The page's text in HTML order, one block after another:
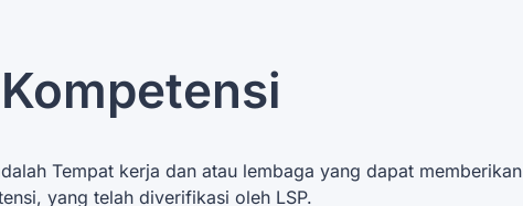
Tempat kerja dan atau lembaga yang dapat memberikan
yang telah diverifikasi oleh LSP.